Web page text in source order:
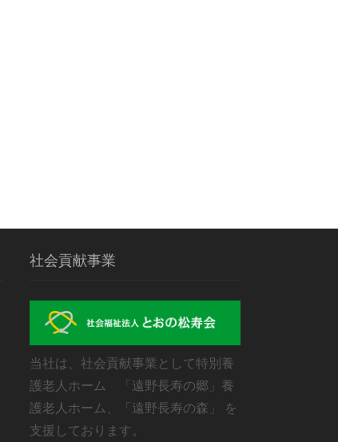
社会貢献事業
当社は、社会貢献事業として特別養
護老人ホーム 「遠野長寿の郷」養
護老人ホーム、「遠野長寿の森」 を
支援しております。